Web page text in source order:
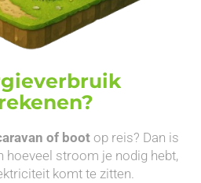
of boot op reis? Dan is
hoeveel stroom je nodig hebt,
komt te zitten.